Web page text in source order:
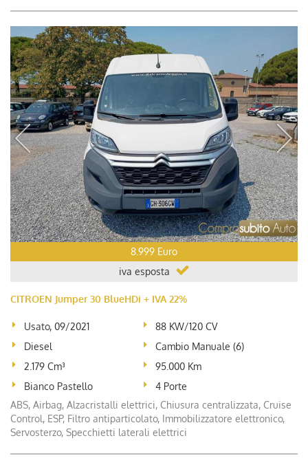
8.999 Euro
iva esposta
CITROEN Jumper 30 BlueHDi + IVA 22%
Usato, 09/2021
88 KW/120 CV
Diesel
Cambio Manuale (6)
2.179 Cm³
95.000 Km
Bianco Pastello
4 Porte
ABS, Airbag, Alzacristalli elettrici, Chiusura centralizzata, Cruise
Control, ESP, Filtro antiparticolato, Immobilizzatore elettronico,
Servosterzo, Specchietti laterali elettrici